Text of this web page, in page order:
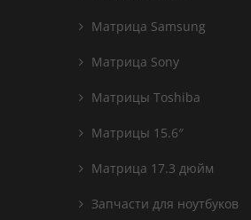
Матрица Samsung
Матрица Sony
Матрицы Toshiba
Матрицы 15.6″
Матрица 17.3 дюйм
Запчасти для ноутбуков